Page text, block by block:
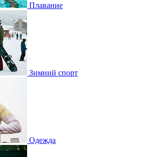
Плавание
Зимний спорт
Одежда